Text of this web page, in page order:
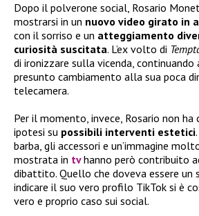
Dopo il polverone social, Rosario
mostrarsi in un nuovo video girato in
con il sorriso e un atteggiamento
curiosità suscitata. L’ex volto di
di ironizzare sulla vicenda, continuando
presunto cambiamento alla sua poca
telecamera.
Per il momento, invece, Rosario non
ipotesi su possibili interventi estetici
barba, gli accessori e un’immagine
mostrata in tvhanno però contribuito
dibattito. Quello che doveva essere un
indicare il suo vero profilo TikTok si è
vero e proprio caso sui social.